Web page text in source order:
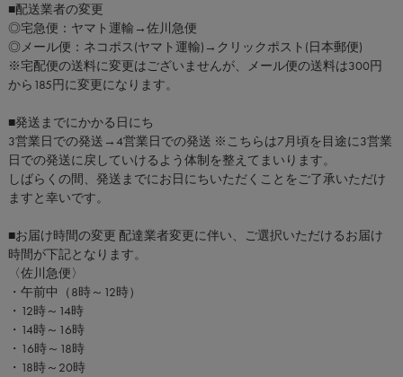
■配送業者の変更
◎宅急便：ヤマト運輸→佐川急便
◎メール便：ネコポス(ヤマト運輸)→クリックポスト(日本郵便)
※宅配便の送料に変更はございませんが、メール便の送料は300円
から185円に変更になります。
■発送までにかかる日にち
3営業日での発送→4営業日での発送 ※こちらは7月頃を目途に3営業
日での発送に戻していけるよう体制を整えてまいります。
しばらくの間、発送までにお日にちいただくことをご了承いただけ
ますと幸いです。
■お届け時間の変更 配達業者変更に伴い、ご選択いただけるお届け
時間が下記となります。
〈佐川急便〉
・午前中（8時～12時）
・12時～14時
・14時～16時
・16時～18時
・18時～20時